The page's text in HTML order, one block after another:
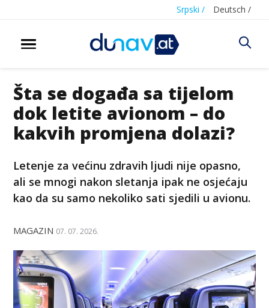
Srpski / Deutsch /
Šta se događa sa tijelom
dok letite avionom – do
kakvih promjena dolazi?
Letenje za većinu zdravih ljudi nije opasno,
ali se mnogi nakon sletanja ipak ne osjećaju
kao da su samo nekoliko sati sjedili u avionu.
MAGAZIN 07. 07. 2026.